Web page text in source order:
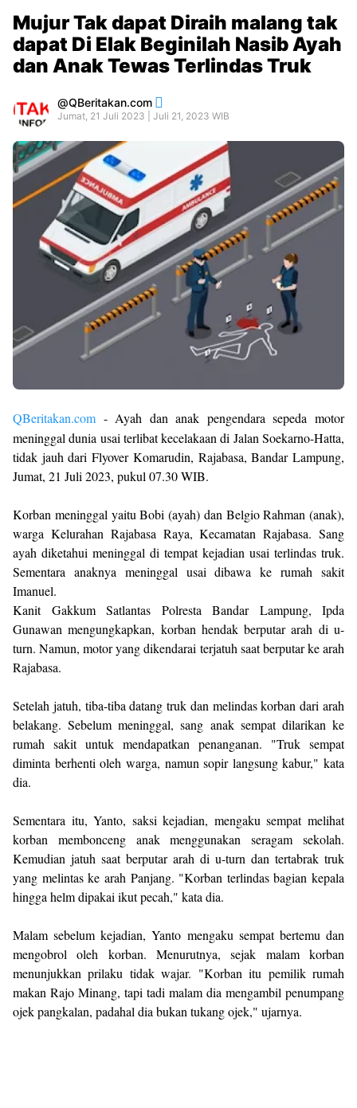
Mujur Tak dapat Diraih malang tak
dapat Di Elak Beginilah Nasib Ayah
dan Anak Tewas Terlindas Truk
QBeritakan.com
Jumat, 21 Juli 2023 | Juli 21, 2023 WIB
QBeritakan.com - Ayah dan anak pengendara sepeda motor
meninggal dunia usai terlibat kecelakaan di Jalan Soekarno-Hatta,
tidak jauh dari Flyover Komarudin, Rajabasa, Bandar Lampung,
Jumat, 21 Juli 2023, pukul 07.30 WIB.
Korban meninggal yaitu Bobi (ayah) dan Belgio Rahman (anak),
warga Kelurahan Rajabasa Raya, Kecamatan Rajabasa. Sang
ayah diketahui meninggal di tempat kejadian usai terlindas truk.
Sementara anaknya meninggal usai dibawa ke rumah sakit
Imanuel.
Kanit Gakkum Satlantas Polresta Bandar Lampung, Ipda
Gunawan mengungkapkan, korban hendak berputar arah di u-
turn. Namun, motor yang dikendarai terjatuh saat berputar ke arah
Rajabasa.
Setelah jatuh, tiba-tiba datang truk dan melindas korban dari arah
belakang. Sebelum meninggal, sang anak sempat dilarikan ke
rumah sakit untuk mendapatkan penanganan. "Truk sempat
diminta berhenti oleh warga, namun sopir langsung kabur," kata
dia.
Sementara itu, Yanto, saksi kejadian, mengaku sempat melihat
korban membonceng anak menggunakan seragam sekolah.
Kemudian jatuh saat berputar arah di u-turn dan tertabrak truk
yang melintas ke arah Panjang. "Korban terlindas bagian kepala
hingga helm dipakai ikut pecah," kata dia.
Malam sebelum kejadian, Yanto mengaku sempat bertemu dan
mengobrol oleh korban. Menurutnya, sejak malam korban
menunjukkan prilaku tidak wajar. "Korban itu pemilik rumah
makan Rajo Minang, tapi tadi malam dia mengambil penumpang
ojek pangkalan, padahal dia bukan tukang ojek," ujarnya.